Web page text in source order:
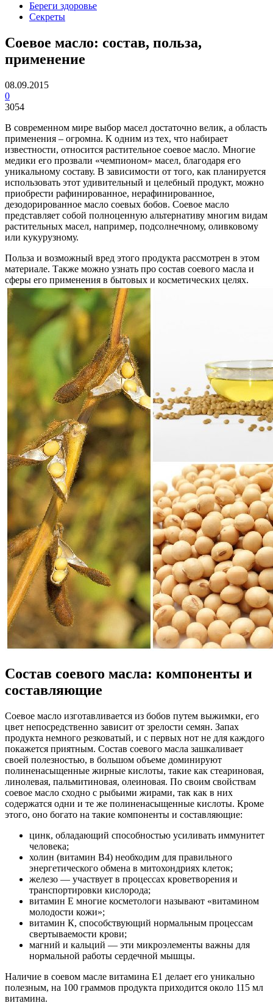
Береги здоровье
Секреты
Соевое масло: состав, польза,
применение
08.09.2015
0
3054
В современном мире выбор масел достаточно велик, а область
применения – огромна. К одним из тех, что набирает
известности, относится растительное соевое масло. Многие
медики его прозвали «чемпионом» масел, благодаря его
уникальному составу. В зависимости от того, как планируется
использовать этот удивительный и целебный продукт, можно
приобрести рафинированное, нерафинированное,
дезодорированное масло соевых бобов. Соевое масло
представляет собой полноценную альтернативу многим видам
растительных масел, например, подсолнечному, оливковому
или кукурузному.
Польза и возможный вред этого продукта рассмотрен в этом
материале. Также можно узнать про состав соевого масла и
сферы его применения в бытовых и косметических целях.
Состав соевого масла: компоненты и
составляющие
Соевое масло изготавливается из бобов путем выжимки, его
цвет непосредственно зависит от зрелости семян. Запах
продукта немного резковатый, и с первых нот не для каждого
покажется приятным. Состав соевого масла зашкаливает
своей полезностью, в большом объеме доминируют
полиненасыщенные жирные кислоты, такие как стеариновая,
линолевая, пальмитиновая, олеиновая. По своим свойствам
соевое масло сходно с рыбьими жирами, так как в них
содержатся одни и те же полиненасыщенные кислоты. Кроме
этого, оно богато на такие компоненты и составляющие:
цинк, обладающий способностью усиливать иммунитет
человека;
холин (витамин В4) необходим для правильного
энергетического обмена в митохондриях клеток;
железо — участвует в процессах кроветворения и
транспортировки кислорода;
витамин Е многие косметологи называют «витамином
молодости кожи»;
витамин К, способствующий нормальным процессам
свертываемости крови;
магний и кальций — эти микроэлементы важны для
нормальной работы сердечной мышцы.
Наличие в соевом масле витамина Е1 делает его уникально
полезным, на 100 граммов продукта приходится около 115 мл
витамина.